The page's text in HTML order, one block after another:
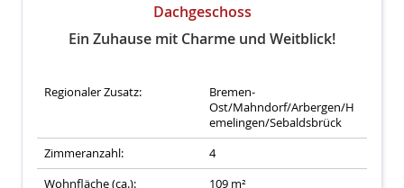
Dachgeschoss
Ein Zuhause mit Charme und Weitblick!
Regionaler Zusatz:
Bremen-
Ost/Mahndorf/Arbergen/H
emelingen/Sebaldsbrück
Zimmeranzahl:
4
Wohnfläche (ca.):
109 m²